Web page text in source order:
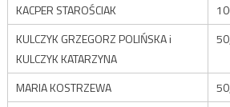
KACPER STAROŚCIAK
KULCZYK GRZEGORZ POLIŃSKA i
KULCZYK KATARZYNA
MARIA KOSTRZEWA